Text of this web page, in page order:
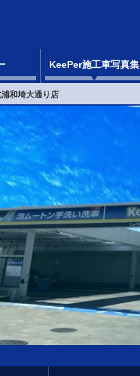
KeePer施工車写真集
和埼大通り店